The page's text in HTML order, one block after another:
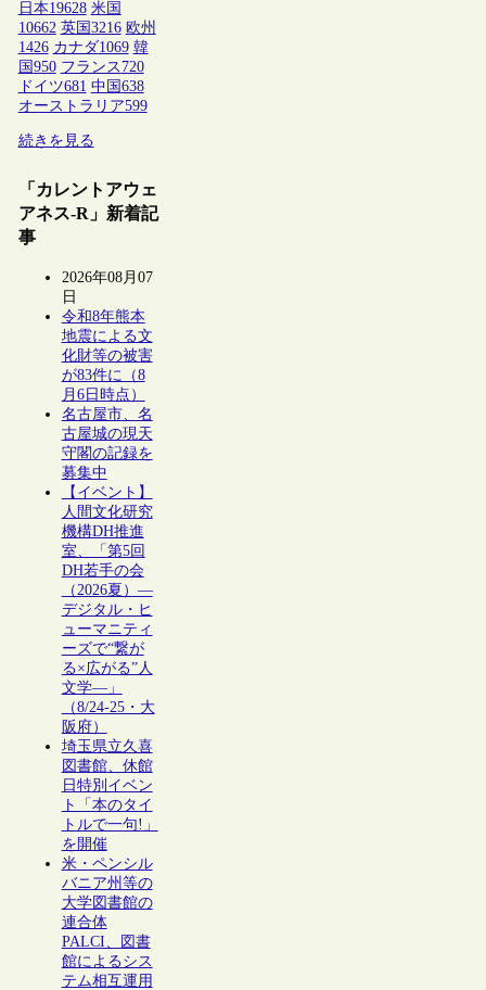
日本19628 米国
10662 英国 3216 欧州
1426 カナダ1069 韓
国 950 フランス 720
ドイツ681 中国 638
オーストラリア599
続きを見る
「カレントアウェ
アネス-R」新着記
事
2026年08月07
日
令和8年熊本
地震による文
化財等の被害
が83件に（8
月6日時点）
名古屋市、名
古屋城の現天
守閣の記録を
募集中
【イベント】
人間文化研究
機構DH推進
室、「第5回
DH若手の会
（2026夏）―
デジタル・ヒ
ューマニティ
ーズで“繋が
る×広がる”人
文学―」
（8/24-25・大
阪府）
埼玉県立久喜
図書館、休館
日特別イベン
ト「本のタイ
トルで一句!」
を開催
米・ペンシル
バニア州等の
大学図書館の
連合体
PALCI、図書
館によるシス
テム相互運用